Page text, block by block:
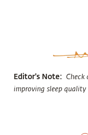
Editor's Note: Check
improving sleep